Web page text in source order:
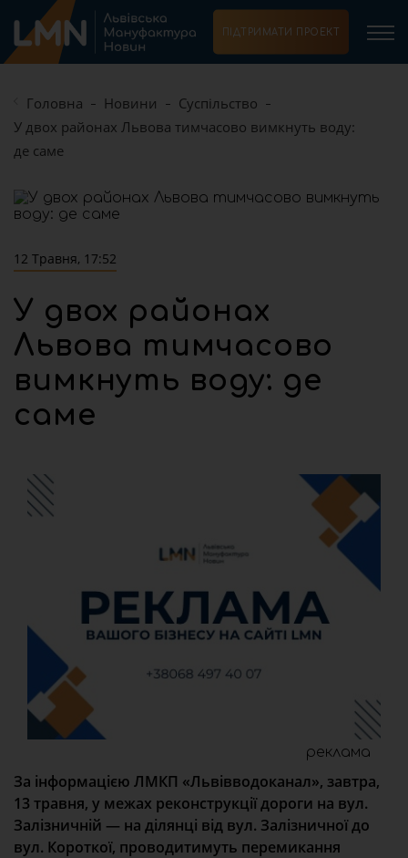
ПІДТРИМАТИ ПРОЕКТ
Головна Новини
Суспільство
У двох районах Львова тимчасово вимкнуть воду:
де саме
12 Травня, 17:52
У двох районах
Львова тимчасово
вимкнуть воду: де
саме
реклама
За інформацією ЛМКП «Львівводоканал», завтра,
13 травня, у межах реконструкції дороги на вул.
Залізничній — на ділянці від вул. Залізничної до
вул. Короткої, проводитимуть перемикання